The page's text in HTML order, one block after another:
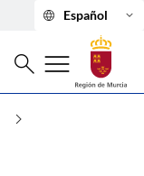
language Español keyboard_arrow_down
Buscar
search menu
chevron_right